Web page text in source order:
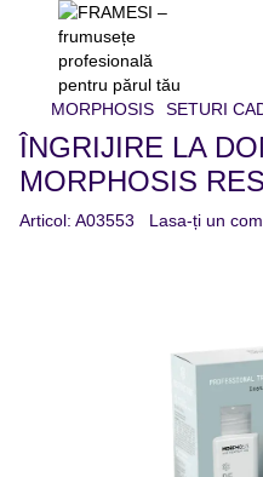
MORPHOSIS SETURI
ÎNGRIJIRE LA
MORPHOSIS
Articol: A03553 Lasa-ți un